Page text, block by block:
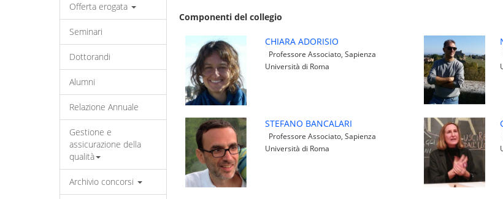
Offerta erogata
Seminari
Dottorandi
Alumni
Relazione Annuale
Gestione e
assicurazione della
qualità
Archivio concorsi
Componenti del collegio
CHIARA ADORISIO
Professore Associato, Sapienza
Università di Roma
STEFANO BANCALARI
Professore Associato, Sapienza
Università di Roma